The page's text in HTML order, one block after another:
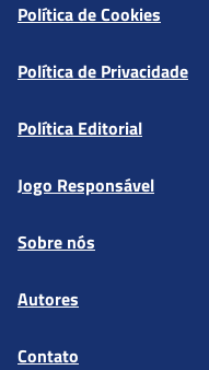
Política de Cookies
Política de Privacidade
Política Editorial
Jogo Responsável
Sobre nós
Autores
Contato